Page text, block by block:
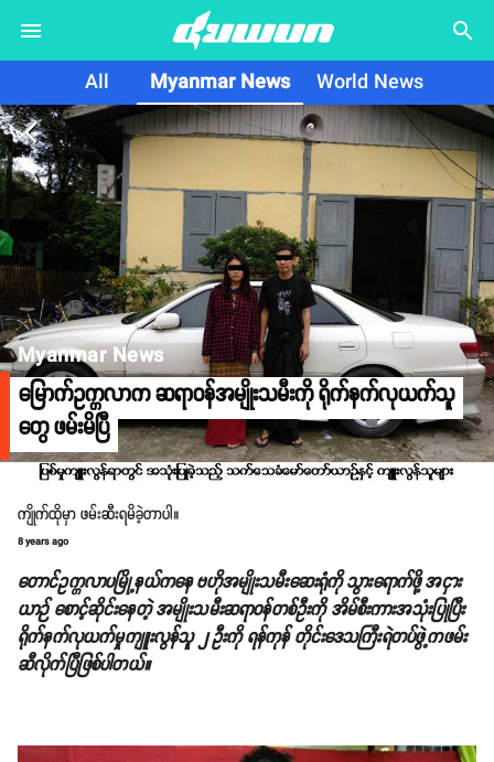
search
All Myanmar News World News
arrow_back_ios
Myanmar News
မြောက်ဥက္ကလာက ဆရာဝန်အမျိုးသမီးကို ရိုက်နက်လုယက်သူ
တွေ ဖမ်းမိပြီ
ကျိုက်ထိုမှာ ဖမ်းဆီးရမိခဲ့တာပါ။
8 years ago
တောင်ဥက္ကလာပမြို့နယ်ကနေ ဗဟိုအမျိုးသမီးဆေးရုံကို သွားရောက်ဖို့ အငှား
ယာဉ် စောင့်ဆိုင်းနေတဲ့ အမျိုးသမီးဆရာဝန်တစ်ဦးကို အိမ်စီးကားအသုံးပြုပြီး
ရိုက်နက်လုယက်မှုကျူးလွန်သူ ၂ ဦးကို ရန်ကုန် တိုင်းဒေသကြီးရဲတပ်ဖွဲ့ကဖမ်း
ဆီလိုက်ပြီဖြစ်ပါတယ်။